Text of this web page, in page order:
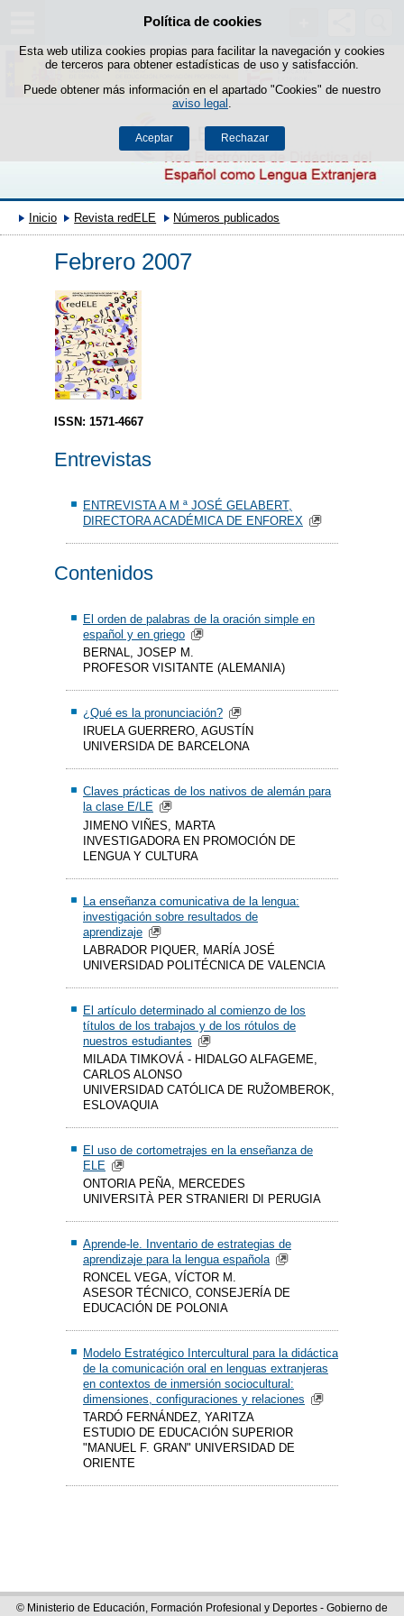
Política de cookies
Esta web utiliza cookies propias para facilitar la navegación y cookies
de terceros para obtener estadísticas de uso y satisfacción.
Puede obtener más información en el apartado "Cookies" de nuestro
aviso legal
Aceptar Rechazar
Saltar al contenido
Inicio Revista redELE Números publicados
Febrero 2007
ISSN: 1571-4667
Entrevistas
ENTREVISTA A M ª JOSÉ GELABERT,
DIRECTORA ACADÉMICA DE ENFOREX
Contenidos
El orden de palabras de la oración simple en
español y en griego
BERNAL, JOSEP M.
PROFESOR VISITANTE (ALEMANIA)
¿Qué es la pronunciación?
IRUELA GUERRERO, AGUSTÍN
UNIVERSIDA DE BARCELONA
Claves prácticas de los nativos de alemán para
la clase E/LE
JIMENO VIÑES, MARTA
INVESTIGADORA EN PROMOCIÓN DE
LENGUA Y CULTURA
La enseñanza comunicativa de la lengua:
investigación sobre resultados de
aprendizaje
LABRADOR PIQUER, MARÍA JOSÉ
UNIVERSIDAD POLITÉCNICA DE VALENCIA
El artículo determinado al comienzo de los
títulos de los trabajos y de los rótulos de
nuestros estudiantes
MILADA TIMKOVÁ - HIDALGO ALFAGEME,
CARLOS ALONSO
UNIVERSIDAD CATÓLICA DE RUŽOMBEROK,
ESLOVAQUIA
El uso de cortometrajes en la enseñanza de
ELE
ONTORIA PEÑA, MERCEDES
UNIVERSITÀ PER STRANIERI DI PERUGIA
Aprende-le. Inventario de estrategias de
aprendizaje para la lengua española
RONCEL VEGA, VÍCTOR M.
ASESOR TÉCNICO, CONSEJERÍA DE
EDUCACIÓN DE POLONIA
Modelo Estratégico Intercultural para la didáctica
de la comunicación oral en lenguas extranjeras
en contextos de inmersión sociocultural:
dimensiones, configuraciones y relaciones
TARDÓ FERNÁNDEZ, YARITZA
ESTUDIO DE EDUCACIÓN SUPERIOR
"MANUEL F. GRAN" UNIVERSIDAD DE
ORIENTE
© Ministerio de Educación, Formación Profesional y Deportes - Gobierno de